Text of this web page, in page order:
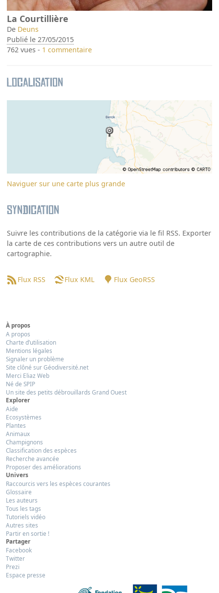
La Courtillière
De Deuns
Publié le 27/05/2015
762 vues - 1 commentaire
Localisation
Naviguer sur une carte plus grande
Syndication
Suivre les contributions de la catégorie via le fil RSS. Exporter
la carte de ces contributions vers un autre outil de
cartographie.
Flux RSS Flux KML Flux GeoRSS
À propos
A propos
Charte d’utilisation
Mentions légales
Signaler un problème
Site clôné sur Géodiversité.net
Merci Eliaz Web
Né de SPIP
Un site des petits débrouillards Grand Ouest
Explorer
Aide
Ecosystèmes
Plantes
Animaux
Champignons
Classification des espèces
Recherche avancée
Proposer des améliorations
Univers
Raccourcis vers les espèces courantes
Glossaire
Les auteurs
Tous les tags
Tutoriels vidéo
Autres sites
Partir en sortie !
Partager
Facebook
Twitter
Prezi
Espace presse